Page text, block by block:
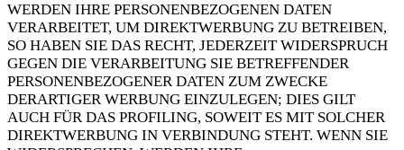
WERDEN IHRE PERSONENBEZOGENEN DATEN
VERARBEITET, UM DIREKTWERBUNG ZU BETREIBEN,
SO HABEN SIE DAS RECHT, JEDERZEIT WIDERSPRUCH
GEGEN DIE VERARBEITUNG SIE BETREFFENDER
PERSONENBEZOGENER DATEN ZUM ZWECKE
DERARTIGER WERBUNG EINZULEGEN; DIES GILT
AUCH FÜR DAS PROFILING, SOWEIT ES MIT SOLCHER
DIREKTWERBUNG IN VERBINDUNG STEHT. WENN SIE